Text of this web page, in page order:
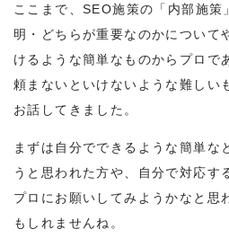
ここまで、SEO施策の「内部施策
明・どちらが重要なのかについて
けるような簡単なものからプロで
頼まないといけないような難しい
お話してきました。
まずは自分でできるような簡単な
うと思われた方や、自分で対応す
プロにお願いしてみようかなと思
もしれませんね。